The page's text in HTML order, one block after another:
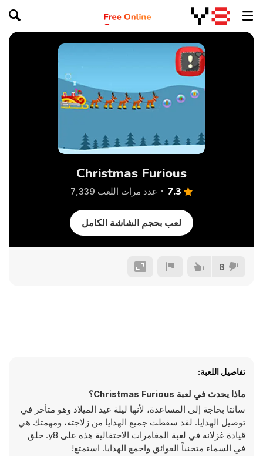
Christmas Furious
7.3 عدد مرات اللعب 7,339
لعب بحجم الشاشة الكامل
8
تفاصيل اللعبة:
ماذا يحدث في لعبة Christmas Furious؟
سانتا بحاجة إلى المساعدة، لأنها ليلة عيد الميلاد وهو متأخر في
توصيل الهدايا. لقد سقطت جميع الهدايا من زلاجته، ومهمتك هي
قيادة غزلانه في لعبة المغامرات الاحتفالية هذه على y8. حلق
في السماء متجنباً العوائق واجمع الهدايا. استمتع!